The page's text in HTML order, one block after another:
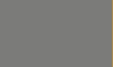
www.facebook.com/
zu https://